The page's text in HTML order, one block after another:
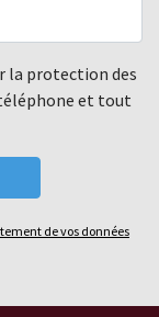
la protection des
et tout
de vos données